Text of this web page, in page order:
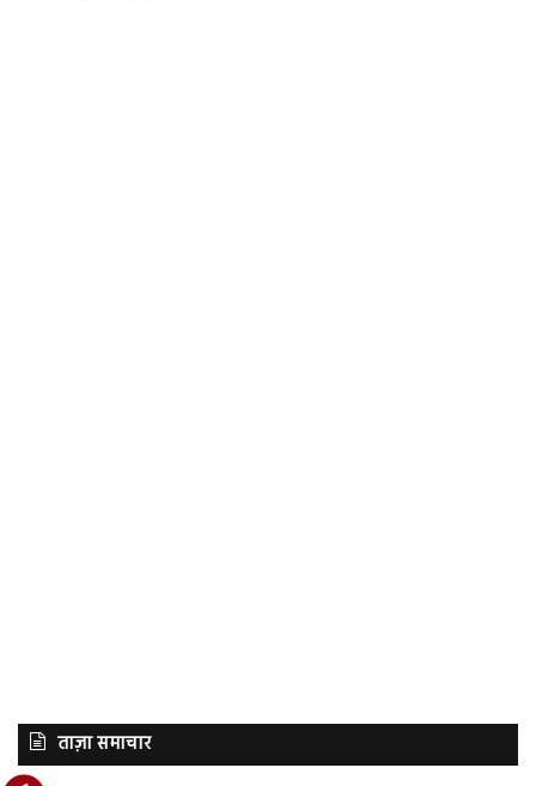
ताज़ा समाचार